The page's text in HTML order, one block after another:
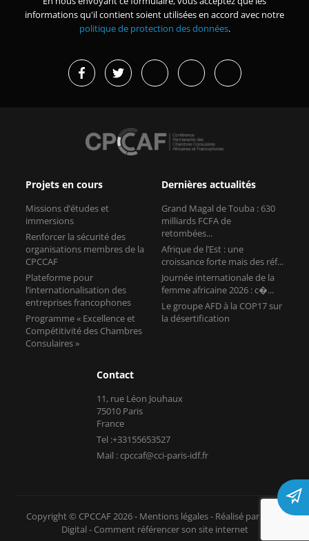
informations qu'il contient soient utilisées en accord avec notre
politique de protection des données.
Projets en cours
Missions d’études et
immersions
Renforcer la sécurité des
organisations membres de la
CPCCAF
Plateforme pour
l’internationalisation des
entreprises francophones
Programme « Excellence et
Compétitivité des Chambres
Consulaires »
Dernières actualités
Grand Magal de Touba : 630
milliards FCFA de
retombées...
Afrique de l’Est : une
croissance forte mais des réf...
Journée internationale de la
femme africaine 2026 : c�...
Le groupe AFD à la COP17 sur
la désertification
Contact
11, rue Léon Jouhaux
75010 Paris
France
Tel :+33155653527
Mail : cpccaf@cci-paris-idf.fr
Copyright © CPCCAF 2026 - Mentions légales- Réalisé par Tokiz
Digital - Comment référencer son site internet